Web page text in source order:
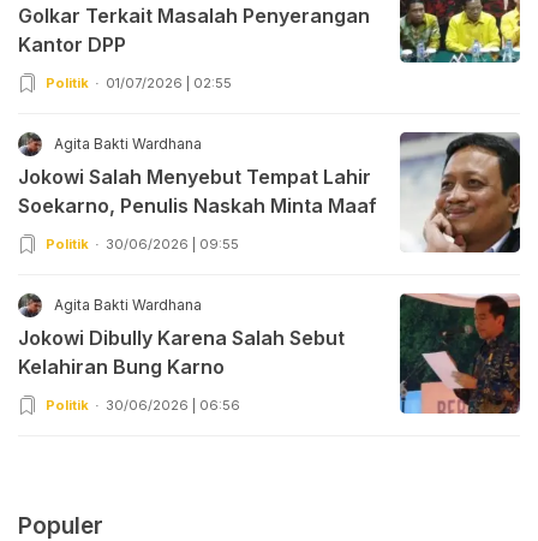
Golkar Terkait Masalah Penyerangan
Kantor DPP
Politik 01/07/2026 | 02:55
Agita Bakti Wardhana
Jokowi Salah Menyebut Tempat Lahir
Soekarno, Penulis Naskah Minta Maaf
Politik 30/06/2026 | 09:55
Agita Bakti Wardhana
Jokowi Dibully Karena Salah Sebut
Kelahiran Bung Karno
Politik 30/06/2026 | 06:56
Populer